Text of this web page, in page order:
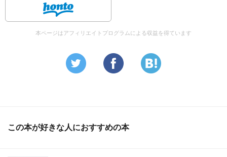
本ページはアフィリエイトプログラムによる収益を得ています
この本が好きな人におすすめの本